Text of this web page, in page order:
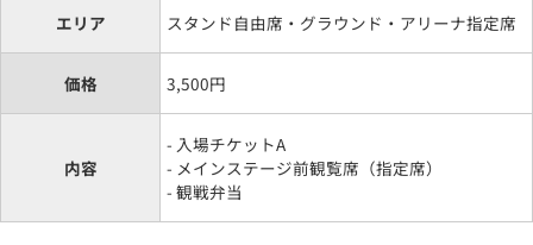
エリア スタンド自由席・グラウンド・アリーナ指定席
価格 3,500円
内容
- 入場チケットA
- メインステージ前観覧席（指定席）
- 観戦弁当